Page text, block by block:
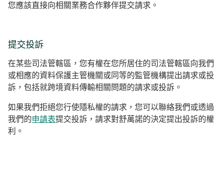
您應該直接向相關業務合作夥伴提交請求。
提交投訴
在某些司法管轄區，您有權在您所居住的司法管轄區向我們
或相應的資料保護主管機關或同等的監管機構提出請求或投
訴，包括就跨境資料傳輸相關問題的請求或投訴。
如果我們拒絕您行使隱私權的請求，您可以聯絡我們或透過
我們的申請表提交投訴，請求對舒萬諾的決定提出投訴的權
利。